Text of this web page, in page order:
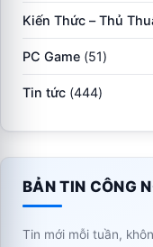
Kiến Thức – Thủ
PC Game (51)
Tin tức (444)
BẢN TIN CÔNG
Tin mới mỗi tuần,